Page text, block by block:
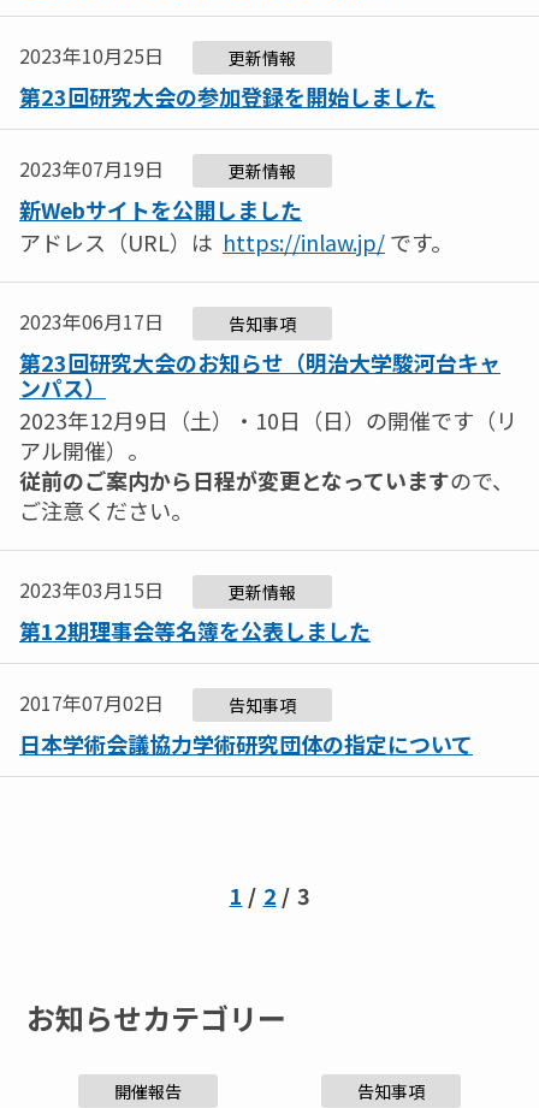
2023年10月25日 更新情報
第23回研究大会の参加登録を開始しました
2023年07月19日 更新情報
新Webサイトを公開しました
アドレス（URL）は https://inlaw.jp/です。
2023年06月17日 告知事項
第23回研究大会のお知らせ（明治大学駿河台キャ
ンパス）
2023年12月9日（土）・10日（日）の開催です（リ
アル開催）。
従前のご案内から日程が変更となっていますので、
ご注意ください。
2023年03月15日 更新情報
第12期理事会等名簿を公表しました
2017年07月02日 告知事項
日本学術会議協力学術研究団体の指定について
1 2 3
お知らせカテゴリー
開催報告
告知事項